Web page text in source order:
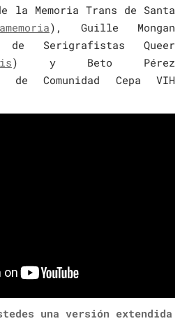
la Memoria Trans de Santa
), Guille Mongan
Serigrafistas Queer
) y Beto Pérez
Comunidad Cepa VIH
una versión extendida